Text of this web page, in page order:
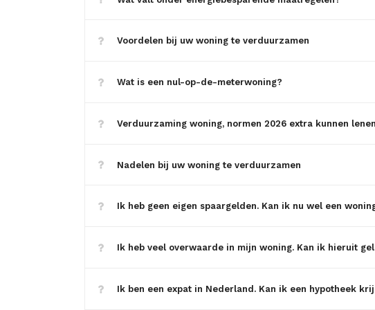
Voordelen bij uw woning te verduurzamen
Wat is een nul-op-de-meterwoning?
Verduurzaming woning, normen 2026 extra kunnen
Nadelen bij uw woning te verduurzamen
Ik heb geen eigen spaargelden. Kan ik nu wel een
Ik heb veel overwaarde in mijn woning. Kan ik hieruit
Ik ben een expat in Nederland. Kan ik een hypotheek